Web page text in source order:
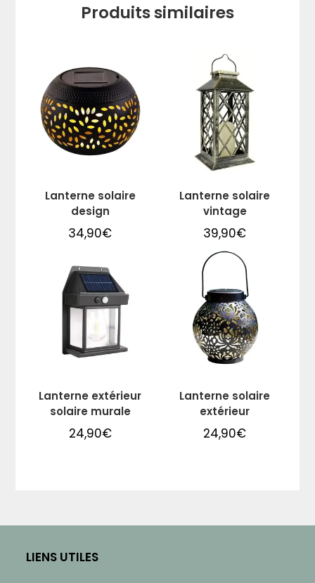
Produits similaires
Lanterne solaire
design
34,90€
Lanterne solaire
vintage
39,90€
Lanterne extérieur
solaire murale
24,90€
Lanterne solaire
extérieur
24,90€
LIENS UTILES